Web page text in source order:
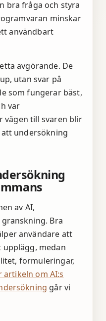
bra fråga och styra
minskar
användbart
avgörande. De
utan svar på
som fungerar bäst,
var
vägen till svaren blir
undersökning
av AI,
Bra
användare att
medan
formuleringar,
artikeln om AI:s
går vi